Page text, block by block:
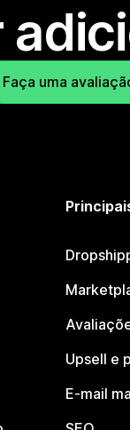
Faça uma
Upsell e
E-mail